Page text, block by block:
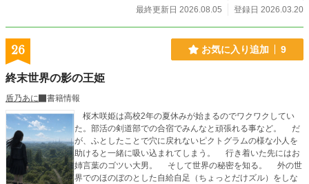
最終更新日 2026.08.05
登録日 2026.03.20
26 お気に入り追加 9
終末世界の影の王姫
盾乃あに
書籍情報
桜木咲姫は高校2年の夏休みが始まるのでワクワクしてい
た。部活の剣道部での合宿でみんなと頑張れる事など。 だ
が、ふとしたことで穴に戻れないピクトグラムの様な小人を
助けると一緒に吸い込まれてしまう。 行き着いた先にはお
姉言葉のゴツい大男。 そして世界の秘密を知る。 外の世
界でのほのぼのとした自給自足（ちょっとだけズル）をしな